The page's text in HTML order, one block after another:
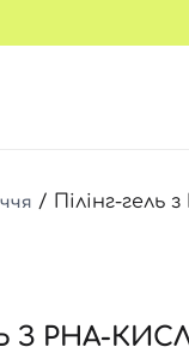
/ Пілінг-гель з PHA-
З PHA-